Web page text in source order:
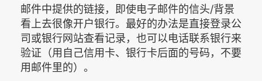
邮件中提供的链接，即使电子邮件的信头/背景
看上去很像开户银行。最好的办法是直接登录公
司或银行网站查看记录，也可以电话联系银行来
验证（用自己信用卡、银行卡后面的号码，不要
用邮件里的）。